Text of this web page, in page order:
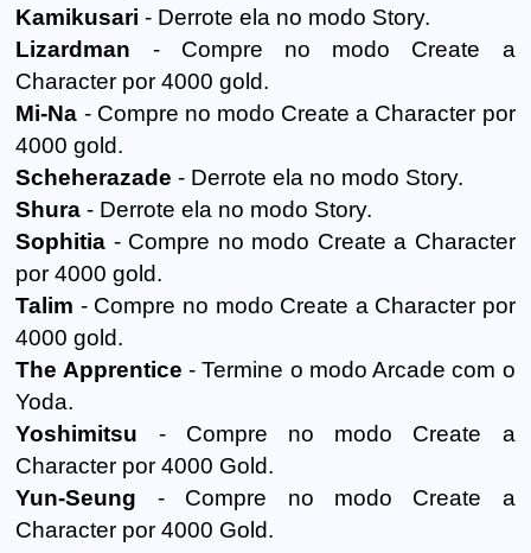
Kamikusari - Derrote ela no modo Story.
Lizardman - Compre no modo Create a
Character por 4000 gold.
Mi-Na - Compre no modo Create a Character por
4000 gold.
Scheherazade - Derrote ela no modo Story.
Shura - Derrote ela no modo Story.
Sophitia - Compre no modo Create a Character
por 4000 gold.
Talim - Compre no modo Create a Character por
4000 gold.
The Apprentice - Termine o modo Arcade com o
Yoda.
Yoshimitsu - Compre no modo Create a
Character por 4000 Gold.
Yun-Seung - Compre no modo Create a
Character por 4000 Gold.